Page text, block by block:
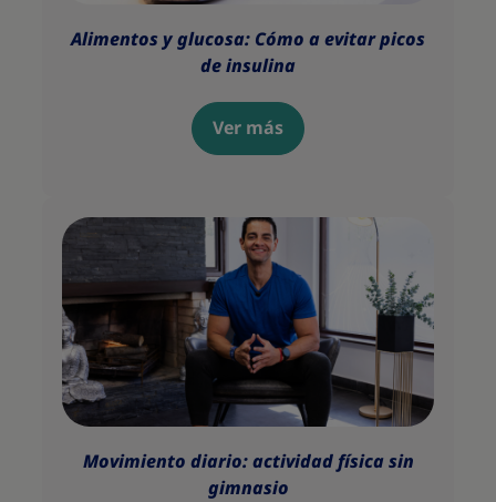
Alimentos y glucosa: Cómo a evitar picos
de insulina
Ver más
Movimiento diario: actividad física sin
gimnasio